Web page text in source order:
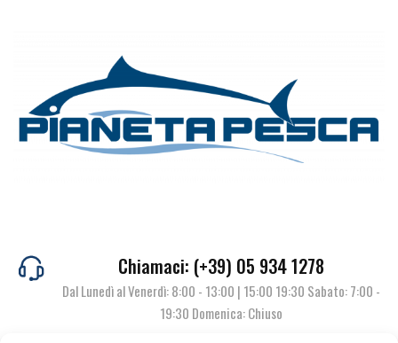
Chiamaci: (+39) 05 934 1278
Dal Lunedì al Venerdì: 8:00 - 13:00 | 15:00 19:30 Sabato: 7:00 -
19:30 Domenica: Chiuso